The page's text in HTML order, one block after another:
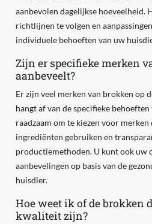
aanbevolen dagelijkse hoeveelheid.
richtlijnen te volgen en
individuele behoeften van uw
Zijn er specifieke merken
aanbeveelt?
Er zijn veel merken van brokken op
hangt af van de specifieke
raadzaam om te kiezen voor
ingrediënten gebruiken en
productiemethoden. U kunt ook uw
aanbevelingen op basis van de
huisdier.
Hoe weet ik of de brokken
kwaliteit zijn?